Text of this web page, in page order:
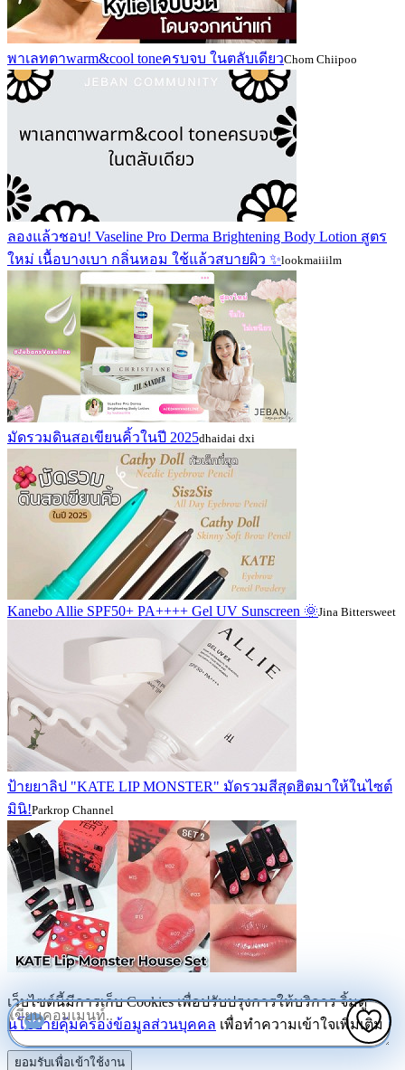
พาเลทตาwarm&cool toneครบจบ ในตลับเดียวChom Chiipoo
ลองแล้วชอบ! Vaseline Pro Derma Brightening Body Lotion สูตร
ใหม่ เนื้อบางเบา กลิ่นหอม ใช้แล้วสบายผิว ✨lookmaiiilm
มัดรวมดินสอเขียนคิ้วในปี 2025dhaidai dxi
Kanebo Allie SPF50+ PA++++ Gel UV Sunscreen 🌞Jina Bittersweet
ป้ายยาลิป "KATE LIP MONSTER" มัดรวมสีสุดฮิตมาให้ในไซต์
มินิ!Parkrop Channel
เว็บไซต์นี้มีการเก็บ Cookies เพื่อปรับปรุงการให้บริการ จิ้มดู
นโยบายคุ้มครองข้อมูลส่วนบุคคล เพื่อทำความเข้าใจเพิ่มเติม
ยอมรับเพื่อเข้าใช้งาน